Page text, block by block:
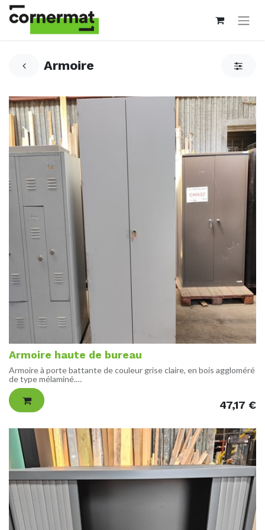
Armoire
Armoire haute de bureau
Armoire à porte battante de couleur grise claire, en bois aggloméré
de type mélaminé.
Vendue avec clés.
DIMENSIONS
H223 L87 P43 cm
ETAT
Bon état de fonctionnement, possibles traces d'usures visibles.
POIDS
88 kg
47,17 €